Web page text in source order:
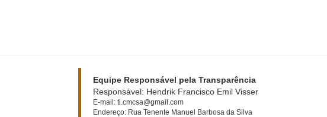
Equipe Responsável pela Transparência
Responsável: Hendrik Francisco Emil Visser
E-mail: ti.cmcsa@gmail.com
Endereço: Rua Tenente Manuel Barbosa da Silva